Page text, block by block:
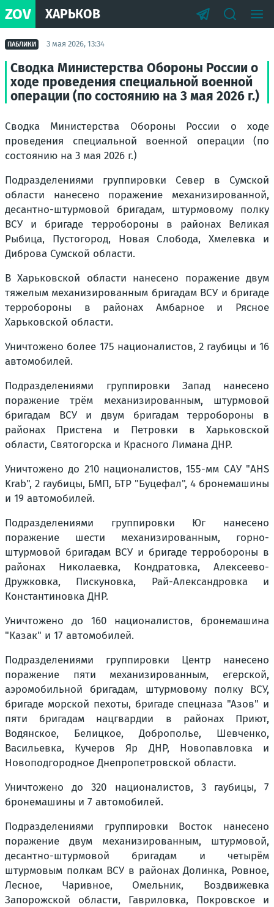
ZOV ХАРЬКОВ
ПАБЛИКИ 3 мая 2026, 13:34
Сводка Министерства Обороны России о
ходе проведения специальной военной
операции (по состоянию на 3 мая 2026 г.)
Сводка Министерства Обороны России о ходе
проведения специальной военной операции (по
состоянию на 3 мая 2026 г.)
Подразделениями группировки Север в Сумской
области нанесено поражение механизированной,
десантно-штурмовой бригадам, штурмовому полку
ВСУ и бригаде терробороны в районах Великая
Рыбица, Пустогород, Новая Слобода, Хмелевка и
Диброва Сумской области.
В Харьковской области нанесено поражение двум
тяжелым механизированным бригадам ВСУ и бригаде
терробороны в районах Амбарное и Рясное
Харьковской области.
Уничтожено более 175 националистов, 2 гаубицы и 16
автомобилей.
Подразделениями группировки Запад нанесено
поражение трём механизированным, штурмовой
бригадам ВСУ и двум бригадам терробороны в
районах Пристена и Петровки в Харьковской
области, Святогорска и Красного Лимана ДНР.
Уничтожено до 210 националистов, 155-мм САУ "AHS
Krab", 2 гаубицы, БМП, БТР "Буцефал", 4 бронемашины
и 19 автомобилей.
Подразделениями группировки Юг нанесено
поражение шести механизированным, горно-
штурмовой бригадам ВСУ и бригаде терробороны в
районах Николаевка, Кондратовка, Алексеево-
Дружковка, Пискуновка, Рай-Александровка и
Константиновка ДНР.
Уничтожено до 160 националистов, бронемашина
"Казак" и 17 автомобилей.
Подразделениями группировки Центр нанесено
поражение пяти механизированным, егерской,
аэромобильной бригадам, штурмовому полку ВСУ,
бригаде морской пехоты, бригаде спецназа "Азов" и
пяти бригадам нацгвардии в районах Приют,
Водянское, Белицкое, Доброполье, Шевченко,
Васильевка, Кучеров Яр ДНР, Новопавловка и
Новоподгородное Днепропетровской области.
Уничтожено до 320 националистов, 3 гаубицы, 7
бронемашины и 7 автомобилей.
Подразделениями группировки Восток нанесено
поражение двум механизированным, штурмовой,
десантно-штурмовой бригадам и четырём
штурмовым полкам ВСУ в районах Долинка, Ровное,
Лесное, Чаривное, Омельник, Воздвижевка
Запорожской области, Гавриловка, Покровское и